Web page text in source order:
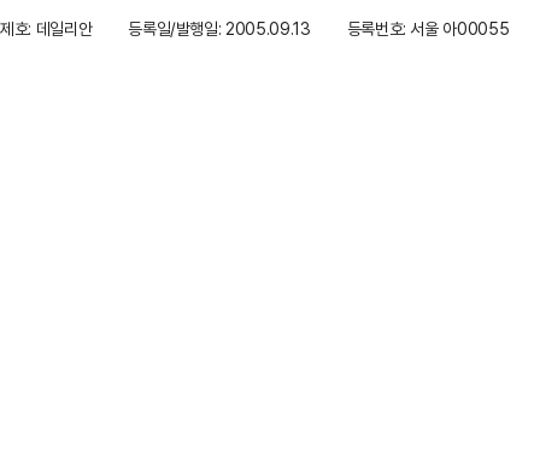
제호: 데일리안
등록일/발행일: 2005.09.13 등록번호: 서울 아00055